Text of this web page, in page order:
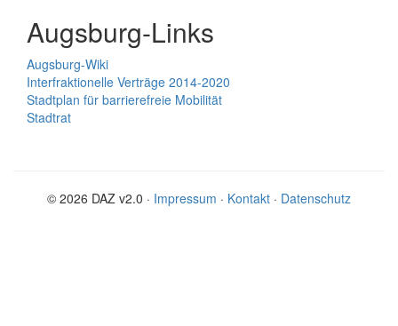
Augsburg-Links
Augsburg-Wiki
Interfraktionelle Verträge 2014-2020
Stadtplan für barrierefreie Mobilität
Stadtrat
© 2026 DAZ v2.0 · Impressum · Kontakt · Datenschutz